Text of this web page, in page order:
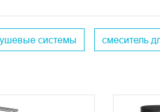
комфортное ежедневное
системы смеситель